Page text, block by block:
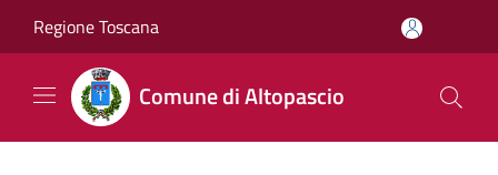
Regione Toscana
Comune di Altopascio